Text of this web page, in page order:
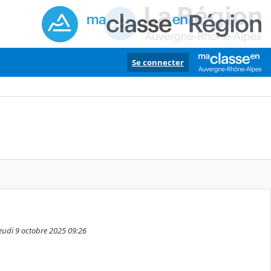
Se connecter
9 octobre 2025 09:26